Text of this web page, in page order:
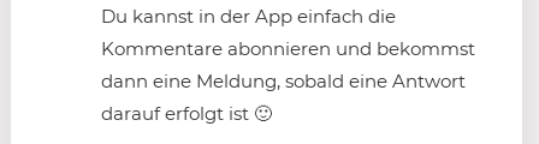
Du kannst in der App einfach die
Kommentare abonnieren und bekommst
dann eine Meldung, sobald eine Antwort
darauf erfolgt ist 🙂